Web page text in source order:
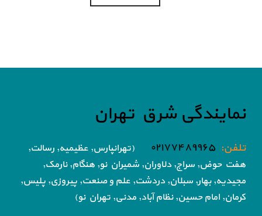
نمایندگی شرق تهران
تلفن: ۰۲۱۷۷۴۸۹۹۶۵
(تهرانپارس, عظیمیه, رسالت,
هفت حوض, سراج, دلاوران, شمیران نو, هنگام, نارمک,
مجیدیه, بهار, سبلان, دردشت, علم و صنعت, پیروزی, پلیس,
کرمان, امام حسین, نظام آباد, مدنی, تهران نو)